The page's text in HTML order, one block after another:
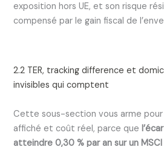
exposition hors UE, et son risque
compensé par le gain fiscal de
2.2 TER, tracking difference et
invisibles qui comptent
Cette sous-section vous arme pour
affiché et coût réel, parce que
atteindre 0,30 % par an sur un